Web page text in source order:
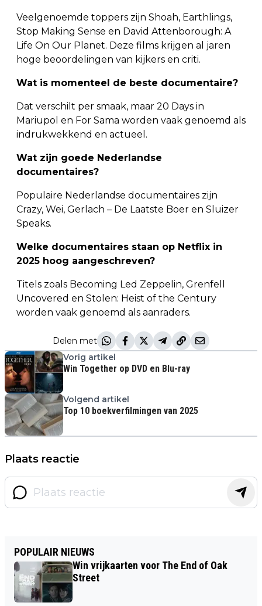
Veelgenoemde toppers zijn Shoah, Earthlings,
Stop Making Sense en David Attenborough: A
Life On Our Planet. Deze films krijgen al jaren
hoge beoordelingen van kijkers en criti.
Wat is momenteel de beste documentaire?
Dat verschilt per smaak, maar 20 Days in
Mariupol en For Sama worden vaak genoemd als
indrukwekkend en actueel.
Wat zijn goede Nederlandse
documentaires?
Populaire Nederlandse documentaires zijn
Crazy, Wei, Gerlach – De Laatste Boer en Sluizer
Speaks.
Welke documentaires staan op Netflix in
2025 hoog aangeschreven?
Titels zoals Becoming Led Zeppelin, Grenfell
Uncovered en Stolen: Heist of the Century
worden vaak genoemd als aanraders.
Delen met
Vorig artikel
Win Together op DVD en Blu-ray
Volgend artikel
Top 10 boekverfilmingen van 2025
Plaats reactie
POPULAIR NIEUWS
Win vrijkaarten voor The End of Oak
Street